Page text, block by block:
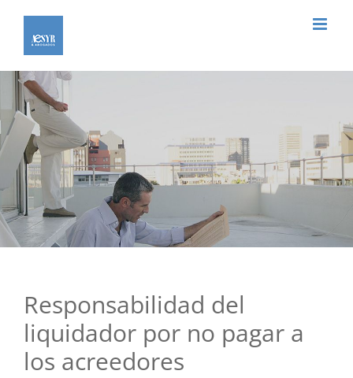
contenido
Responsabilidad del
liquidador por no pagar a
los acreedores